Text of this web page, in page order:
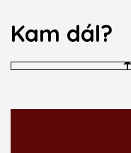
Kam dál?